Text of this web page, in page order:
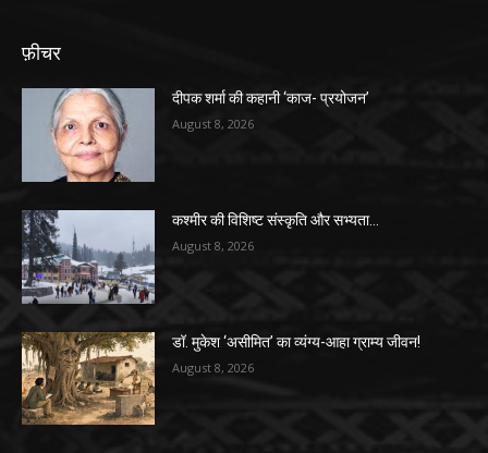
फ़ीचर
दीपक शर्मा की कहानी ‘काज- प्रयोजन’
August 8, 2026
कश्मीर की विशिष्ट संस्कृति और सभ्यता…
August 8, 2026
डॉ. मुकेश ‘असीमित’ का व्यंग्य-आहा ग्राम्य जीवन!
August 8, 2026